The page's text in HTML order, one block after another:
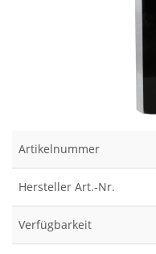
Artikelnummer
Hersteller Art.-Nr.
Verfügbarkeit